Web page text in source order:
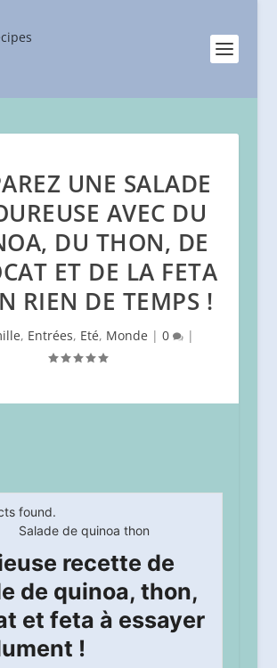
UNE SALADE
AVEC DU
DU THON, DE
ET DE LA FETA
RIEN DE TEMPS !
, Entrées, Eté, Monde | 0 |
found.
recette de
de quinoa, thon,
et feta à essayer
!